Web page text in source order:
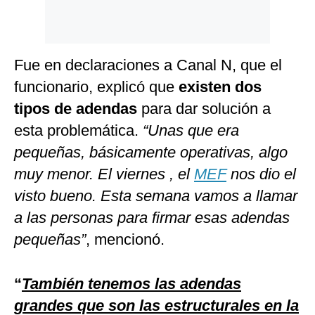
Fue en declaraciones a Canal N, que el
funcionario, explicó que existen dos
tipos de adendas para dar solución a
esta problemática. “Unas que era
pequeñas, básicamente operativas, algo
muy menor. El viernes , el MEFnos dio el
visto bueno. Esta semana vamos a llamar
a las personas para firmar esas adendas
pequeñas”, mencionó.
“También tenemos las adendas
grandes que son las estructurales en la